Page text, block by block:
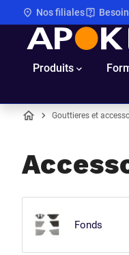
Nos filiales
Produits
Gouttieres et
Fonds